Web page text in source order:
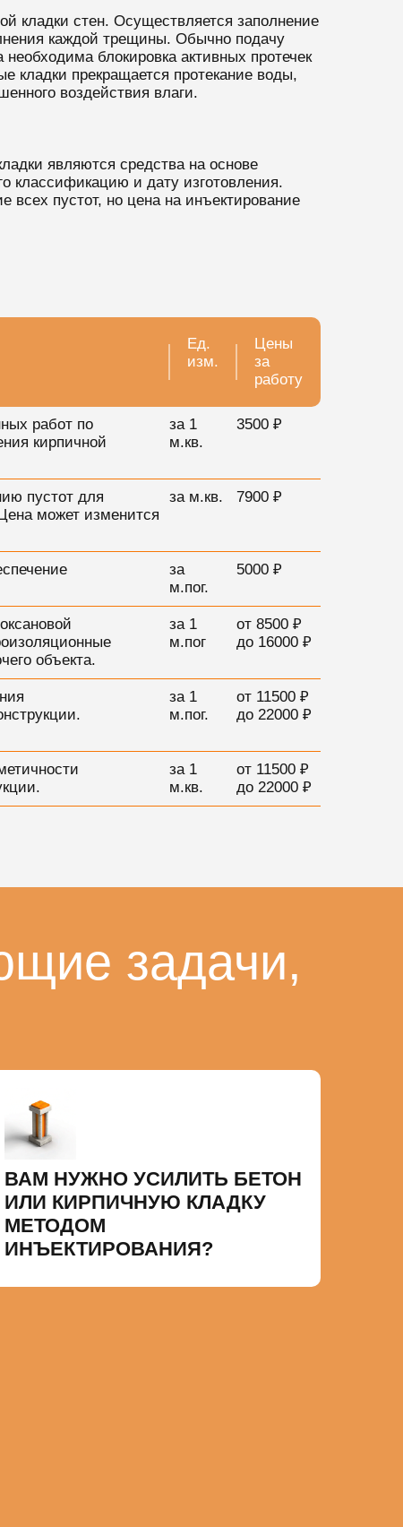
кладки стен. Осуществляется заполнение
каждой трещины. Обычно подачу
блокировка активных протечек
кладки прекращается протекание воды,
воздействия влаги.
являются средства на основе
классификацию и дату изготовления.
всех пустот, но цена на инъектирование
Ед.
изм.
Цены
за
работу
работ по
кирпичной
за 1
м.кв.
3500 ₽
пустот для
может изменится
за м.кв. 7900 ₽
за
м.пог.
5000 ₽
объекта.
за 1
м.пог
от 8500 ₽
до 16000 ₽
за 1
м.пог.
от 11500 ₽
до 22000 ₽
за 1
м.кв.
от 11500 ₽
до 22000 ₽
задачи,
ВАМ НУЖНО УСИЛИТЬ БЕТОН
ИЛИ КИРПИЧНУЮ КЛАДКУ
МЕТОДОМ
ИНЪЕКТИРОВАНИЯ?